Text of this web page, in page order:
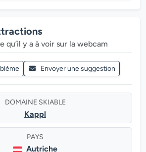
qu’il y a à voir sur la webcam
Envoyer une suggestion
DOMAINE SKIABLE
Kappl
PAYS
Autriche